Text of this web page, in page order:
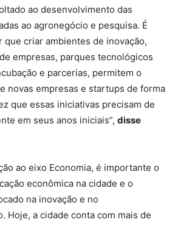
ao desenvolvimento das
ao agronegócio e pesquisa. É
criar ambientes de inovação,
empresas, parques tecnológicos
e parcerias, permitem o
novas empresas e startups de forma
que essas iniciativas precisam de
em seus anos iniciais”, disse
ao eixo Economia, é importante o
econômica na cidade e o
na inovação e no
Hoje, a cidade conta com mais de